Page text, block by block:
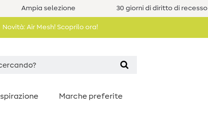
Ampia selezione 30 giorni di diritto di recesso
Novità: Air Mesh! Scoprilo ora!
Ispirazione Marche preferite